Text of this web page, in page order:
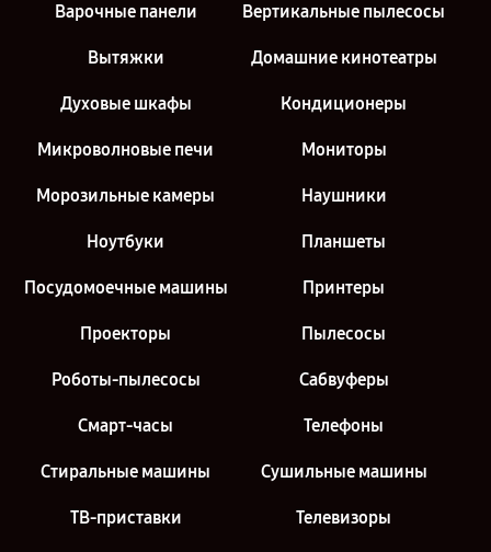
Варочные панели Вертикальные пылесосы
Вытяжки Домашние кинотеатры
Духовые шкафы Кондиционеры
Микроволновые печи Мониторы
Морозильные камеры Наушники
Ноутбуки Планшеты
Посудомоечные машины Принтеры
Проекторы Пылесосы
Роботы-пылесосы Сабвуферы
Смарт-часы Телефоны
Стиральные машины Сушильные машины
ТВ-приставки Телевизоры